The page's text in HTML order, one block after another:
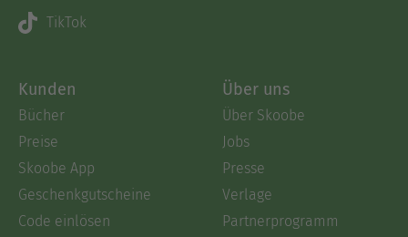
TikTok
Kunden
Bücher
Preise
Skoobe App
Geschenkgutscheine
Code einlösen
Über uns
Über Skoobe
Jobs
Presse
Verlage
Partnerprogramm